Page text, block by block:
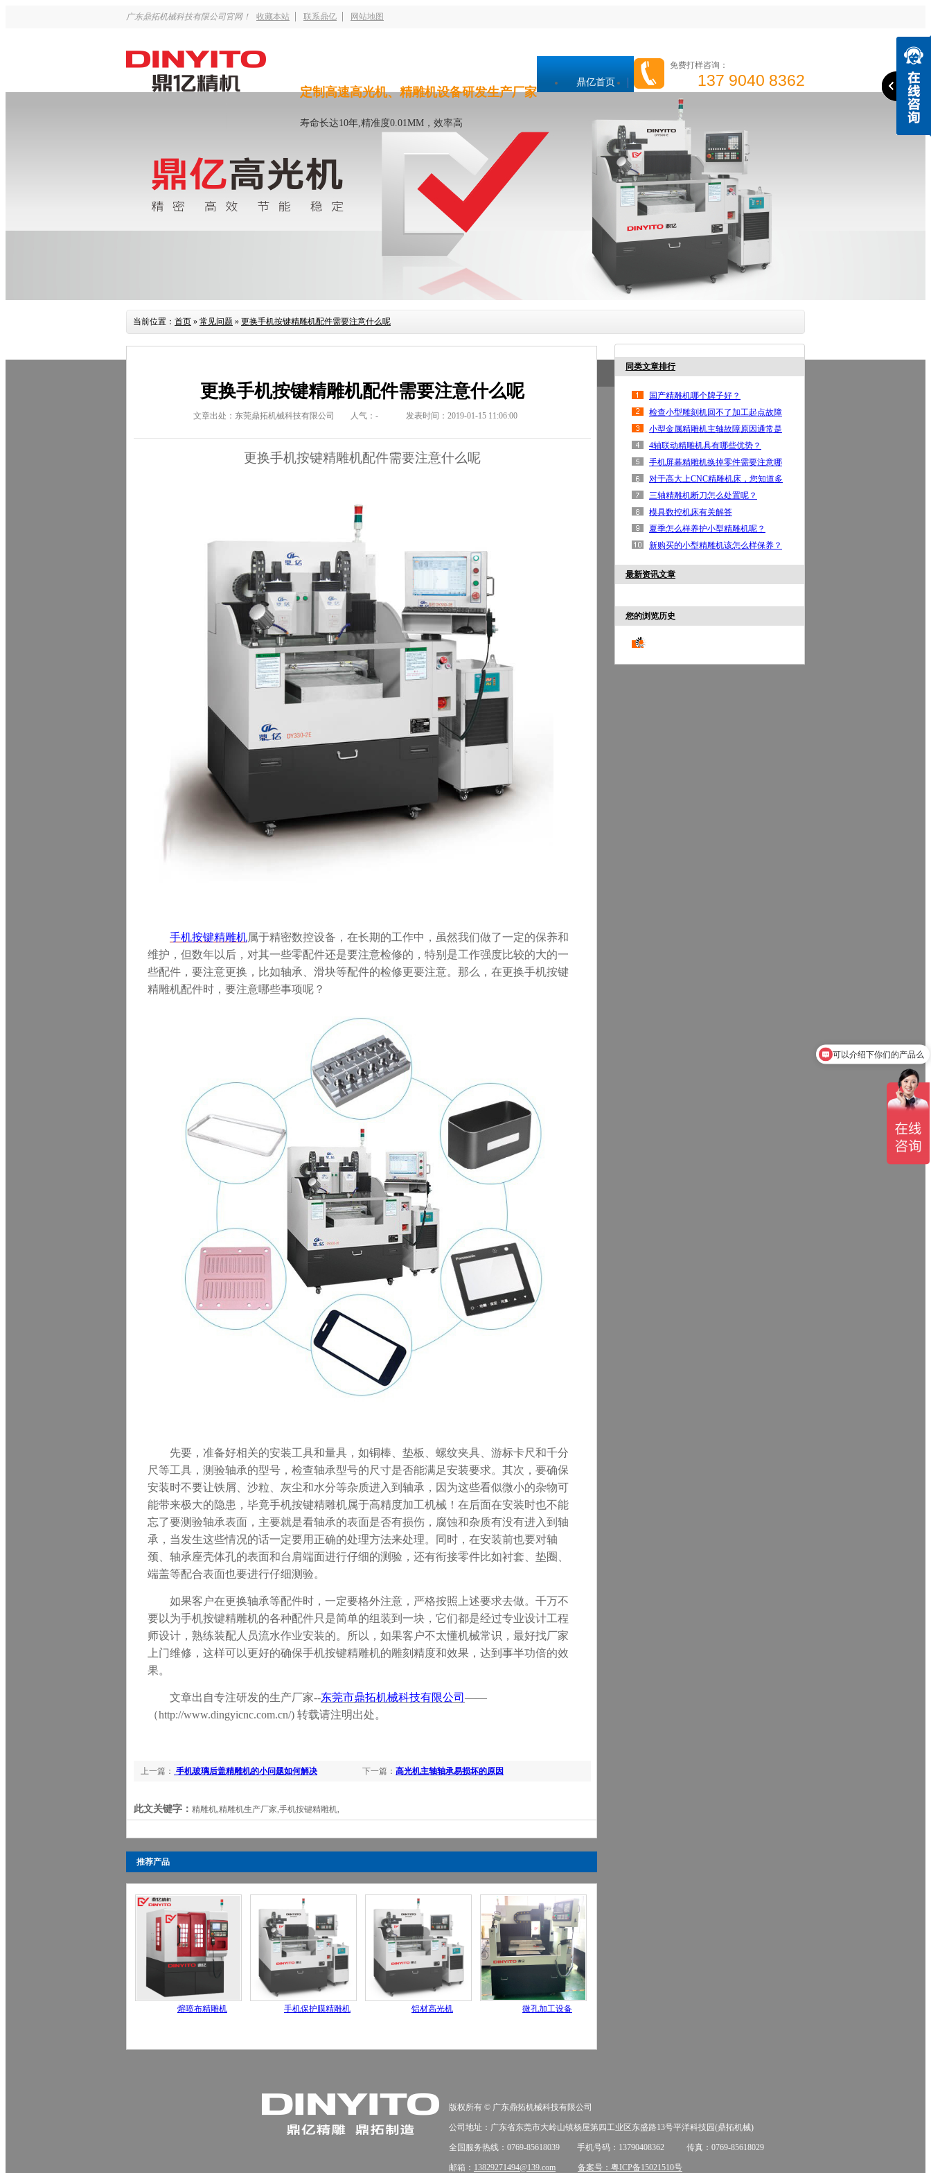
广东鼎拓机械科技有限公司官网！ 收藏本站 联系鼎亿 网站地图
定制高速高光机、精雕机设备研发生产厂家
寿命长达10年,精准度0.01MM，效率高
免费打样咨询：
137 9040 8362
鼎亿首页 高光机 精雕机 高速钻攻机 手机边框高光机 成功
当前位置： 首页 » 常见问题 » 更换手机按键精雕机配件需要注意什么呢
更换手机按键精雕机配件需要注意什么呢
文章出处：东莞鼎拓机械科技有限公司 人气： - 发表时间：2019-01-15 11:06:00
更换手机按键精雕机配件需要注意什么呢
手机按键精雕机属于精密数控设备，在长期的工作中，虽然我们做了一定的保养和
维护，但数年以后，对其一些零配件还是要注意检修的，特别是工作强度比较的大的一
些配件，要注意更换，比如轴承、滑块等配件的检修更要注意。那么，在更换手机按键
精雕机配件时，要注意哪些事项呢？
先要 ，准备好相关的安装工具和量具，如铜棒、垫板、螺纹夹具、游标卡尺和千分
尺等工具，测验轴承的型号，检查轴承型号的尺寸是否能满足安装要求。其次，要确保
安装时不要让铁屑、沙粒、灰尘和水分等杂质进入到轴承，因为这些看似微小的杂物可
能带来极大的隐患，毕竟手机按键精雕机属于高精度加工机械！ 在后面在安装时也不能
忘了要测验轴承表面，主要就是看轴承的表面是否有损伤，腐蚀和杂质有没有进入到轴
承，当发生这些情况的话一定要用正确的处理方法来处理。同时，在安装前也要对轴
颈、轴承座壳体孔的表面和台肩端面进行仔细的测验，还有衔接零件比如衬套、垫圈、
端盖等配合表面也要进行仔细测验。
如果客户在更换轴承等配件时，一定要格外注意，严格按照上述要求去做。千万不
要以为手机按键精雕机的各种配件只是简单的组装到一块，它们都是经过专业设计工程
师设计，熟练装配人员流水作业安装的。所以，如果客户不太懂机械常识，最好找厂家
上门维修，这样可以更好的确保手机按键精雕机的雕刻精度和效果，达到事半功倍的效
果。
文章出自专注研发的生产厂家--东莞市鼎拓机械科技有限公司 ——
（http://www.dingyicnc.com.cn/) 转载请注明出处。
下一篇： 高光机主轴轴承易损坏的原因
上一篇： 手机玻璃后盖精雕机的小问题如何解决
此文关键字： 精雕机,精雕机生产厂家,手机按键精雕机,
推荐产品
熔喷布精雕机 手机保护膜精雕机 铝材高光机 微孔加工设备
同类文章排行
国产精雕机哪个牌子好？
检查小型雕刻机回不了加工起点故障
小型金属精雕机主轴故障原因通常是
哪一些？
4轴联动精雕机具有哪些优势？
手机屏幕精雕机换掉零件需要注意哪
一些？
对于高大上CNC精雕机床，您知道多
少呢？
三轴精雕机断刀怎么处置呢？
模具数控机床有关解答
夏季怎么样养护小型精雕机呢？
新购买的小型精雕机该怎么样保养？
最新资讯文章
您的浏览历史
联系鼎亿
版权所有 © 广东鼎拓机械科技有限公司
公司地址：广东省东莞市大岭山镇杨屋第四工业区东盛路13号平洋科技园(鼎拓机械)
全国服务热线：0769-85618039 手机号码：13790408362 传真：0769-85618029
邮箱： 13829271494@139.com 备案号：粤ICP备15021510号
可以介绍下你们的产品么